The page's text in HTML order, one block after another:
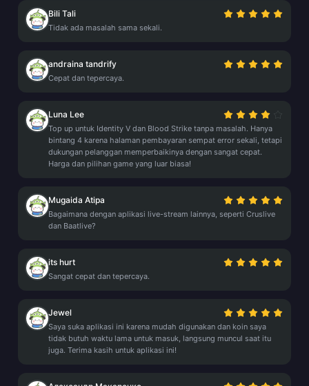
Bili Tali
Tidak ada masalah sama sekali.
andraina tandrify
Cepat dan tepercaya.
Luna Lee
Top up untuk Identity V dan Blood Strike tanpa masalah. Hanya
bintang 4 karena halaman pembayaran sempat error sekali, tetapi
dukungan pelanggan memperbaikinya dengan sangat cepat.
Harga dan pilihan game yang luar biasa!
Mugaida Atipa
Bagaimana dengan aplikasi live-stream lainnya, seperti Cruslive
dan Baatlive?
its hurt
Sangat cepat dan tepercaya.
Jewel
Saya suka aplikasi ini karena mudah digunakan dan koin saya
tidak butuh waktu lama untuk masuk, langsung muncul saat itu
juga. Terima kasih untuk aplikasi ini!